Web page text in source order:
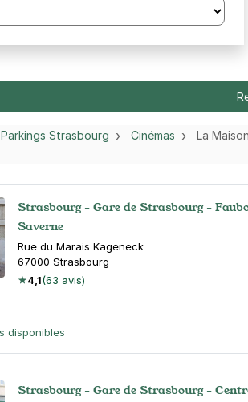
Parkings Strasbourg Cinémas La
Strasbourg - Gare de Strasbourg -
Saverne
Rue du Marais Kageneck
67000 Strasbourg
4,1(63 avis)
disponibles
Strasbourg - Gare de Strasbourg -